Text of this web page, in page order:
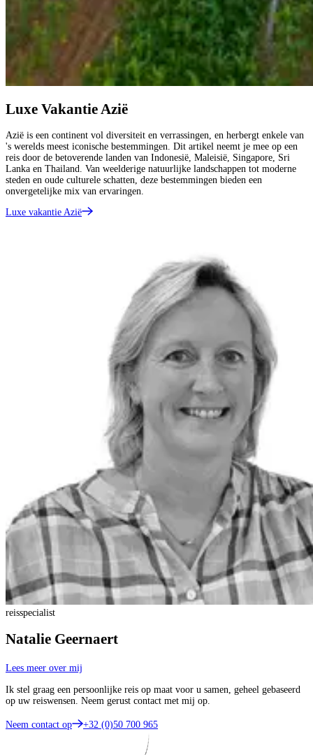
Luxe Vakantie Azië
Azië is een continent vol diversiteit en verrassingen, en herbergt enkele van
's werelds meest iconische bestemmingen. Dit artikel neemt je mee op een
reis door de betoverende landen van Indonesië, Maleisië, Singapore, Sri
Lanka en Thailand. Van weelderige natuurlijke landschappen tot moderne
steden en oude culturele schatten, deze bestemmingen bieden een
onvergetelijke mix van ervaringen.
Luxe vakantie Azië
reisspecialist
Natalie Geernaert
Lees meer over mij
Ik stel graag een persoonlijke reis op maat voor u samen, geheel gebaseerd
op uw reiswensen. Neem gerust contact met mij op.
Neem contact op +32 (0)50 700 965